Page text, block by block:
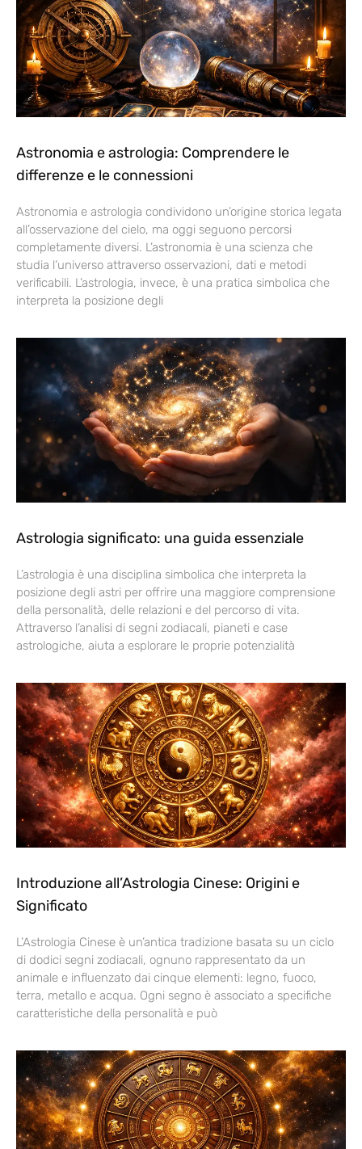
Astronomia e astrologia: Comprendere le
differenze e le connessioni
Astronomia e astrologia condividono un’origine storica legata
all’osservazione del cielo, ma oggi seguono percorsi
completamente diversi. L’astronomia è una scienza che
studia l’universo attraverso osservazioni, dati e metodi
verificabili. L’astrologia, invece, è una pratica simbolica che
interpreta la posizione degli
Astrologia significato: una guida essenziale
L’astrologia è una disciplina simbolica che interpreta la
posizione degli astri per offrire una maggiore comprensione
della personalità, delle relazioni e del percorso di vita.
Attraverso l’analisi di segni zodiacali, pianeti e case
astrologiche, aiuta a esplorare le proprie potenzialità
Introduzione all’Astrologia Cinese: Origini e
Significato
L’Astrologia Cinese è un’antica tradizione basata su un ciclo
di dodici segni zodiacali, ognuno rappresentato da un
animale e influenzato dai cinque elementi: legno, fuoco,
terra, metallo e acqua. Ogni segno è associato a specifiche
caratteristiche della personalità e può